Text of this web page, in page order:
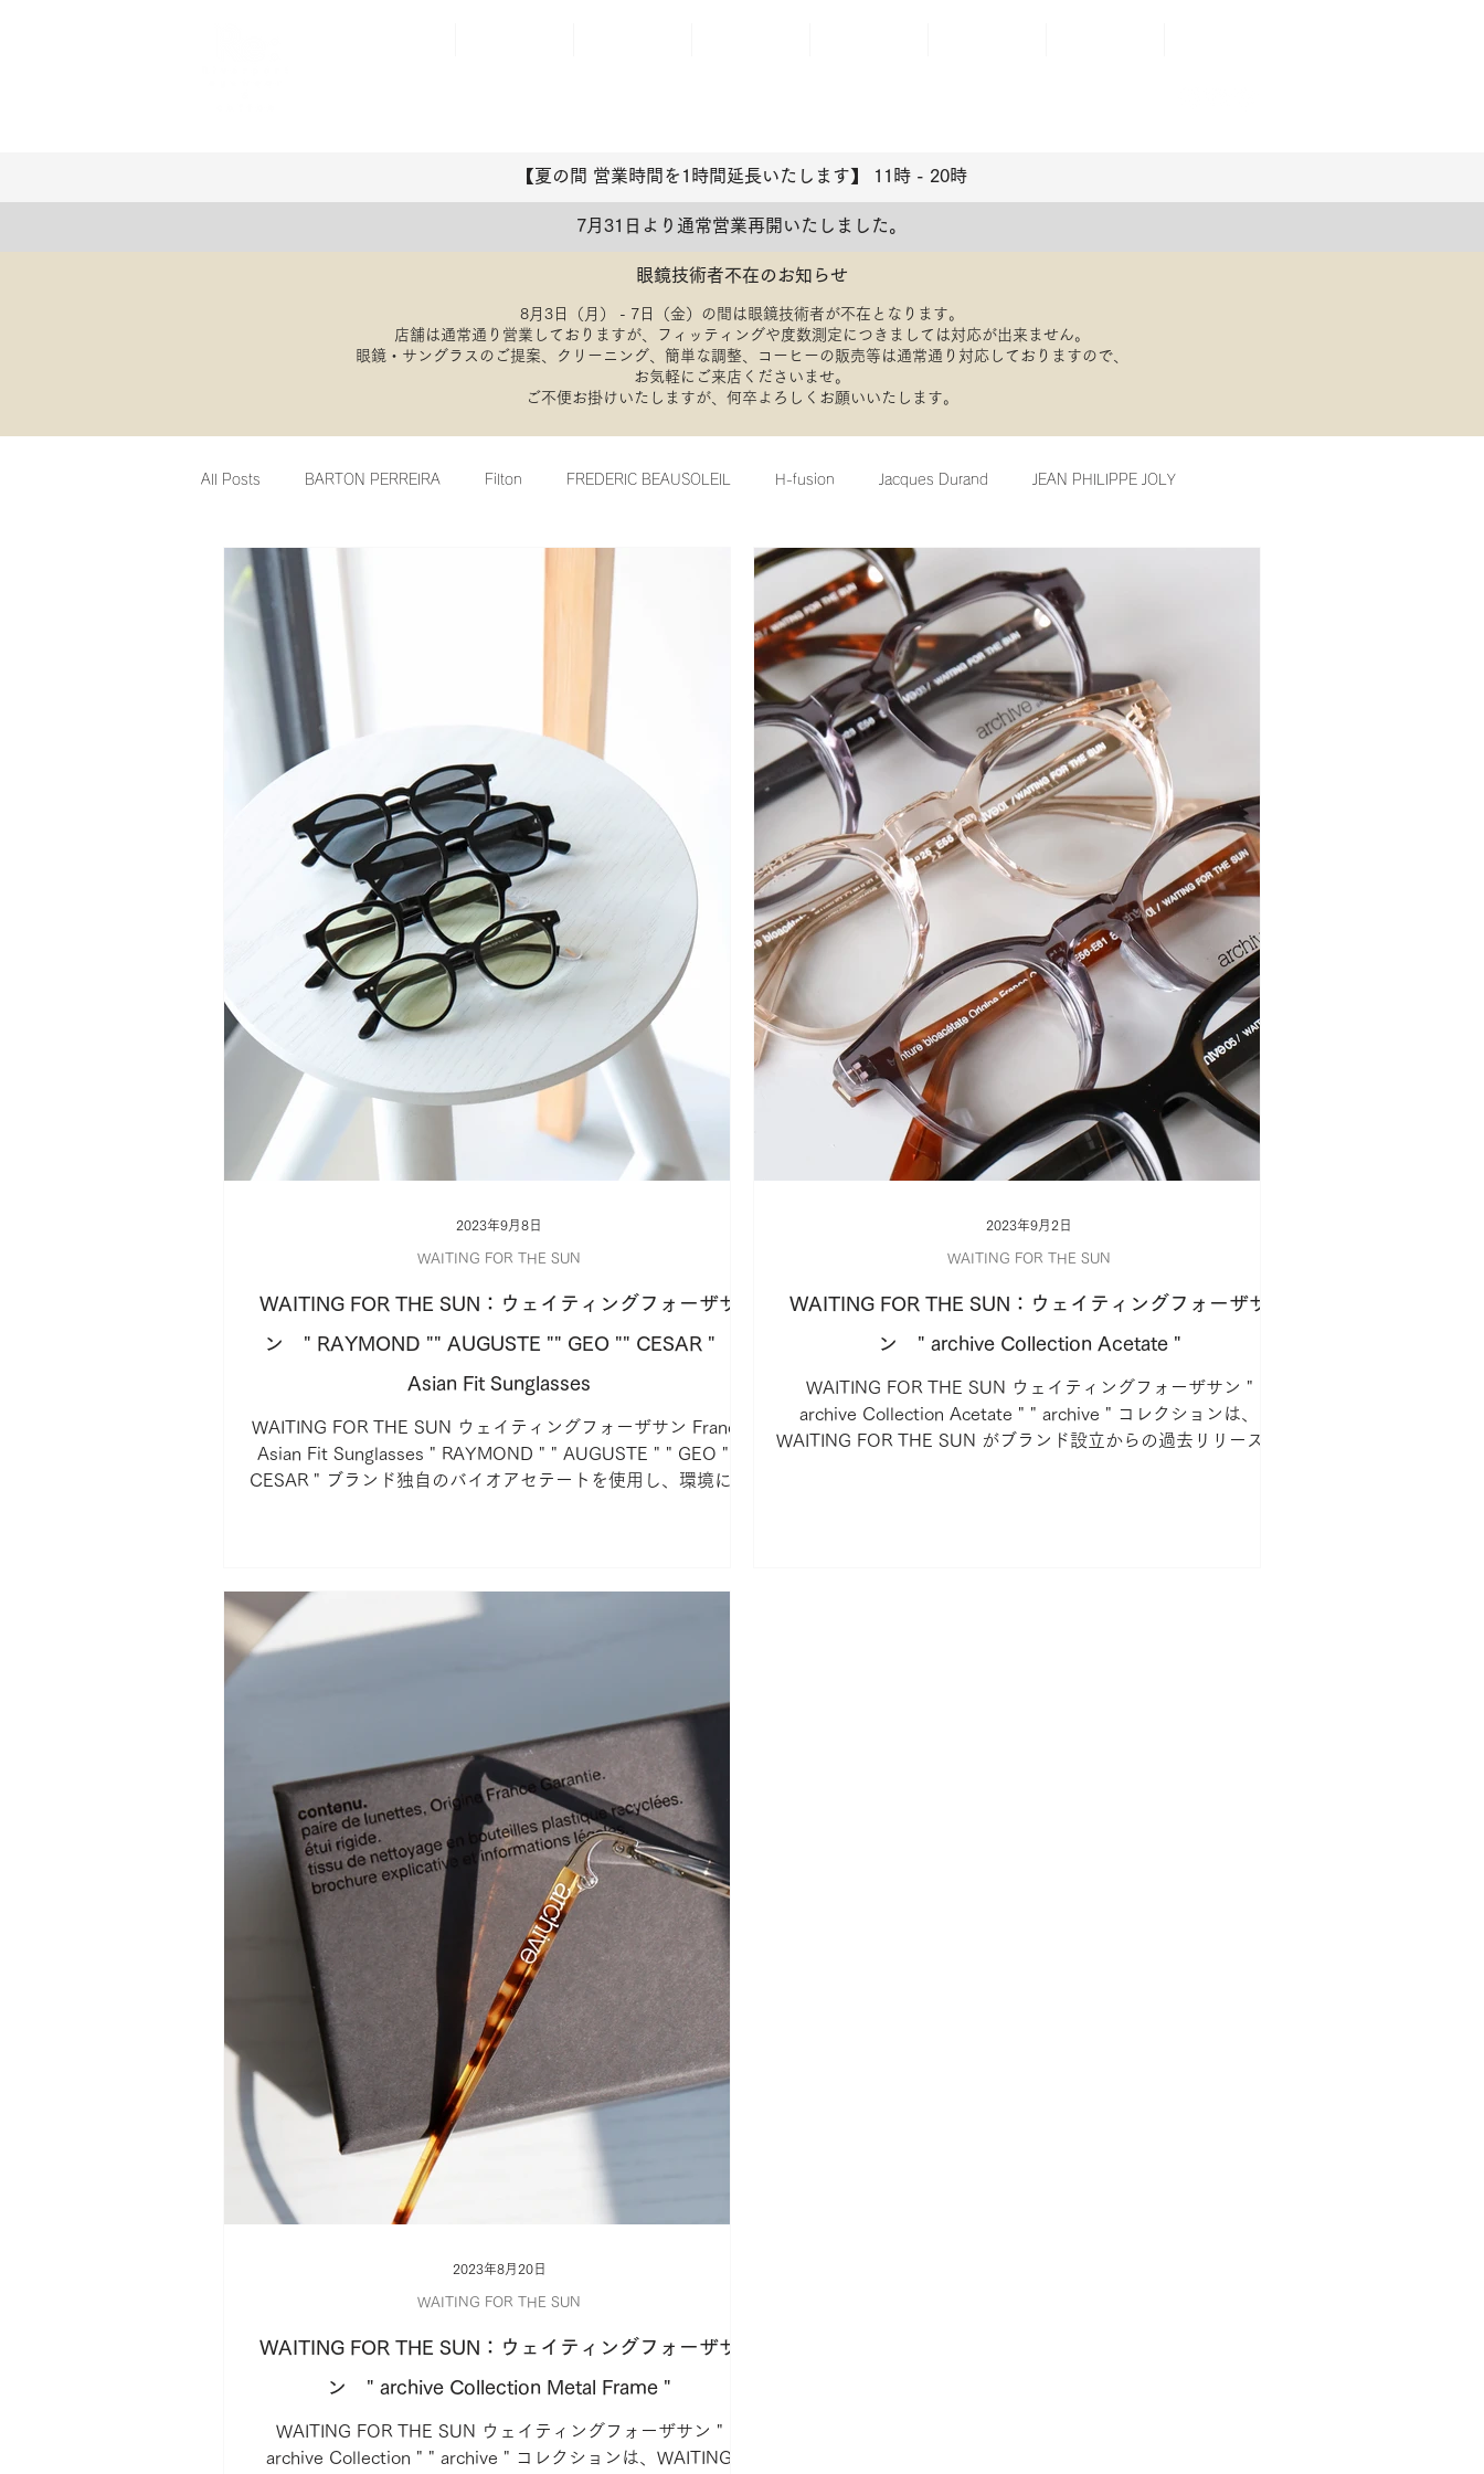
【夏の間 営業時間を1時間延長いたします】 11時 - 20​時
7月31日より通常営業再開いたしました。
眼鏡技術者不在のお知らせ
8月3日（月） - 7日（金）の間は眼鏡技術者が不在となります。
店舗は通常通り営業しておりますが、フィッティングや度数測定につきましては対応が出来ません。
​眼鏡・サングラスのご提案、クリーニング、簡単な調整、コーヒーの販売等は通常通り対応しておりますので、
​お気軽にご来店くださいませ。
​ご不便お掛けいたしますが、何卒よろしくお願いいたします。
All Posts BARTON PERREIRA Filton FREDERIC BEAUSOLEIL H-fusion Jacques Durand JEAN PHILIPPE JOLY
l.a.Eyeworks WAITING FOR THE SUN OTHER BRAND
メガネ
WAITING FOR THE SUN：ウェイティングフォーザサ
ン " RAYMOND "" AUGUSTE "" GEO "" CESAR "
Asian Fit Sunglasses
WAITING FOR THE SUN ウェイティングフォーザサン France
Asian Fit Sunglasses " RAYMOND " " AUGUSTE " " GEO " "
CESAR " ブランド独自のバイオアセテートを使用し、環境に配
WAITING FOR THE SUN
2023年9月8日
WAITING FOR THE SUN：ウェイティングフォーザサ
ン " archive Collection Acetate "
WAITING FOR THE SUN ウェイティングフォーザサン "
archive Collection Acetate " " archive " コレクションは、
WAITING FOR THE SUN がブランド設立からの過去リリースし
WAITING FOR THE SUN
2023年9月2日
WAITING FOR THE SUN：ウェイティングフォーザサ
ン " archive Collection Metal Frame "
WAITING FOR THE SUN ウェイティングフォーザサン "
archive Collection " " archive " コレクションは、WAITING
WAITING FOR THE SUN
2023年8月20日